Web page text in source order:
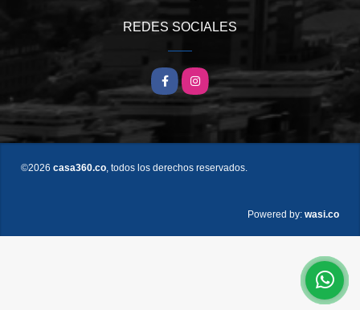
REDES SOCIALES
FacebookInstagram
©2026 casa360.co , todos los derechos reservados.
Powered by: wasi.co